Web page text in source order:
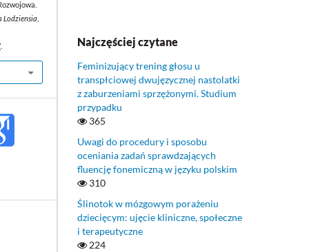
Lodziensia
Najczęściej czytane
Feminizujący trening głosu u
transpłciowej dwujęzycznej nastolatki
z zaburzeniami sprzężonymi. Studium
przypadku
365
Uwagi do procedury i sposobu
oceniania zadań sprawdzających
fluencję fonemiczną w języku polskim
310
Ślinotok w mózgowym porażeniu
dziecięcym: ujęcie kliniczne, społeczne
i terapeutyczne
224